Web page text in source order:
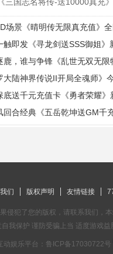
场景《晴明传无限真充值》
触即发《寻龙剑送SSS御姐》
鹿，谁与争锋《乱世无双无限
大陆神界传说II开局全魂师》
底送千元充值卡《勇者荣耀》
回合经典《五岳乾坤送GM千
们 版权声明 友情链接
侵犯了您的版权，请联系我们，
我保护 谨防受骗上当 适度游戏
娱乐平台： 鲁ICP备17030722号